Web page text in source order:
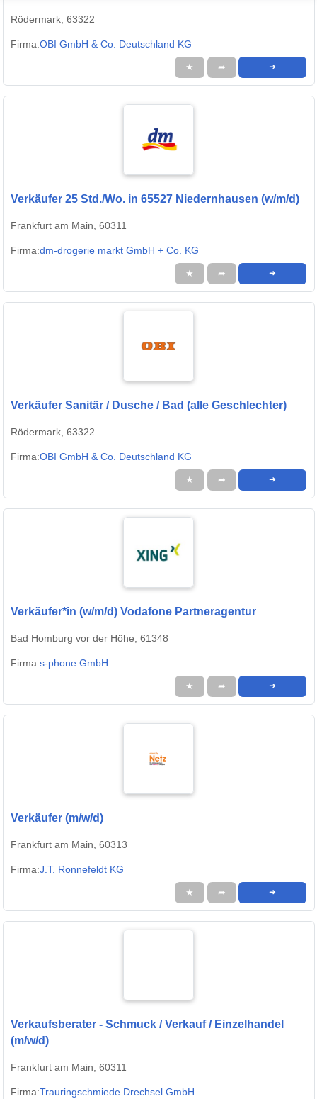
Rödermark, 63322
Firma:OBI GmbH & Co. Deutschland KG
★ ➦ ➜
Verkäufer 25 Std./Wo. in 65527 Niedernhausen (w/m/d)
Frankfurt am Main, 60311
Firma:dm-drogerie markt GmbH + Co. KG
★ ➦ ➜
Verkäufer Sanitär / Dusche / Bad (alle Geschlechter)
Rödermark, 63322
Firma:OBI GmbH & Co. Deutschland KG
★ ➦ ➜
Verkäufer*in (w/m/d) Vodafone Partneragentur
Bad Homburg vor der Höhe, 61348
Firma:s-phone GmbH
★ ➦ ➜
Verkäufer (m/w/d)
Frankfurt am Main, 60313
Firma:J.T. Ronnefeldt KG
★ ➦ ➜
Verkaufsberater - Schmuck / Verkauf / Einzelhandel
(m/w/d)
Frankfurt am Main, 60311
Firma:Trauringschmiede Drechsel GmbH